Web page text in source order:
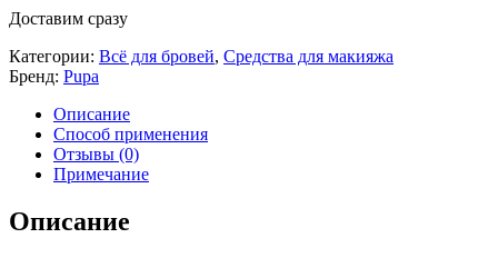
Доставим сразу
Категории: Всё для бровей, Средства для макияжа
Бренд: Pupa
Описание
Способ применения
Отзывы (0)
Примечание
Описание